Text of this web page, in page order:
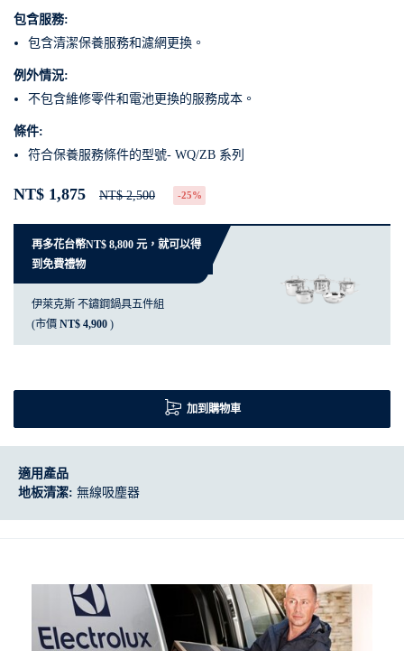
包含服務:
包含清潔保養服務和濾網更換。
例外情況:
不包含維修零件和電池更換的服務成本。
條件:
符合保養服務條件的型號- WQ/ZB 系列
NT$ 1,875 NT$ 2,500 -25%
再多花台幣NT$ 8,800 元，就可以得
到免費禮物
伊萊克斯 不鏽鋼鍋具五件組
(市價 NT$ 4,900 )
加到購物車
適用產品
地板清潔: 無線吸塵器